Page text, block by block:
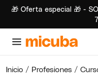
🎁 Oferta especial 🎁 -
Inicio / Profesiones /